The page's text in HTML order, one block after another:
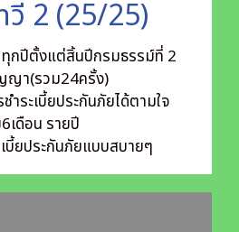
2 (25/25)
ทุกปีตั้งแต่สิ้นปีกรมธรรม์ที่ 2
ญา(รวม24ครั้ง)
ชำระเบี้ยประกันภัยได้ตามใจ
เดือน รายปี
บี้ยประกันภัยแบบสบายๆ